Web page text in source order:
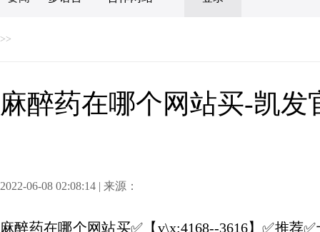
>>
麻醉药在哪个网站买-凯发
2022-06-08 02:08:14 | 来源：
麻醉药在哪个网站买✅【v\x:4168--3616】✅推荐